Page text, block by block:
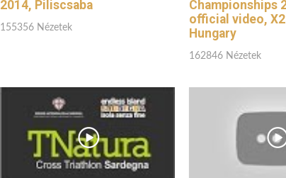
2014, Piliscsaba
155356 Nézetek
Championships
official video,
Hungary
162846 Nézetek